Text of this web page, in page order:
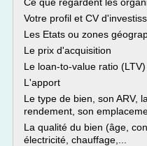
Votre profil et CV
Les Etats ou zones
Le prix d'acquisition
Le loan-to-value ratio
L'apport
Le type de bien, son ARV,
rendement, son
La qualité du bien (âge,
électricité, chauffage,...